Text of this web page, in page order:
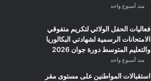
منذ أسبوع واحد
فعاليات الحفل الولائي لتكريم متفوقي
الامتحانات الرسمية لشهادتي البكالوريا
والتعليم المتوسط دورة جوان 2026
منذ أسبوع واحد
استقبالات المواطنين على مستوى مقر